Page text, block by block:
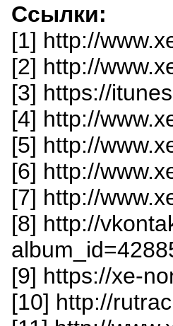
Ссылки:
[1] http://
[2] http://
[3] https://
[4] http://
[5] http://
[6] http://
[7] http://
[8] http://
[9] https://xe-
[10] http://